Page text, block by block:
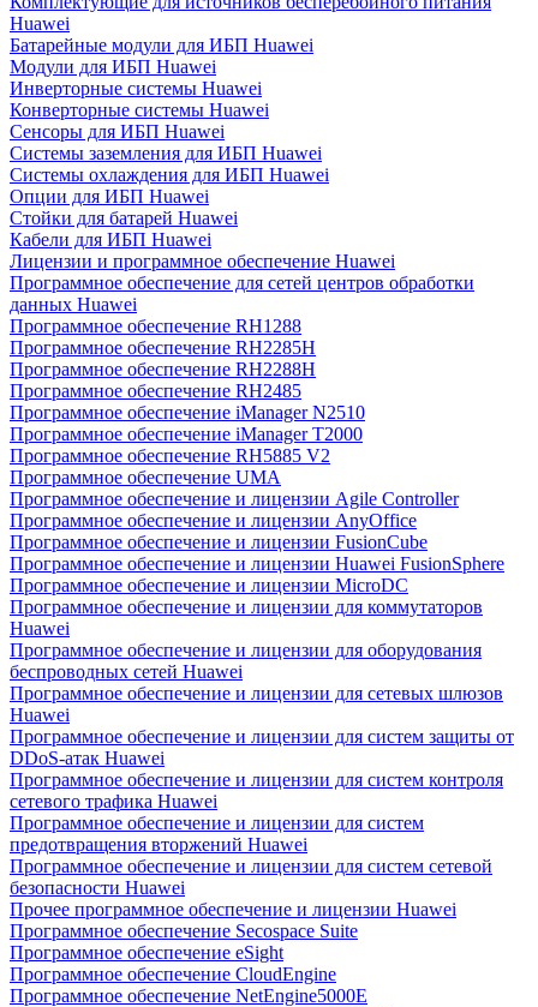
Huawei
Батарейные модули для ИБП Huawei
Модули для ИБП Huawei
Инверторные системы Huawei
Конверторные системы Huawei
Сенсоры для ИБП Huawei
Системы заземления для ИБП Huawei
Системы охлаждения для ИБП Huawei
Опции для ИБП Huawei
Стойки для батарей Huawei
Кабели для ИБП Huawei
Лицензии и программное обеспечение Huawei
Программное обеспечение для сетей центров обработки
данных Huawei
Программное обеспечение RH1288
Программное обеспечение RH2285H
Программное обеспечение RH2288H
Программное обеспечение RH2485
Программное обеспечение iManager N2510
Программное обеспечение iManager T2000
Программное обеспечение RH5885 V2
Программное обеспечение UMA
Программное обеспечение и лицензии Agile Controller
Программное обеспечение и лицензии AnyOffice
Программное обеспечение и лицензии FusionCube
Программное обеспечение и лицензии Huawei FusionSphere
Программное обеспечение и лицензии MicroDC
Программное обеспечение и лицензии для коммутаторов
Huawei
Программное обеспечение и лицензии для оборудования
беспроводных сетей Huawei
Программное обеспечение и лицензии для сетевых шлюзов
Huawei
Программное обеспечение и лицензии для систем защиты от
DDoS-атак Huawei
Программное обеспечение и лицензии для систем контроля
сетевого трафика Huawei
Программное обеспечение и лицензии для систем
предотвращения вторжений Huawei
Программное обеспечение и лицензии для систем сетевой
безопасности Huawei
Прочее программное обеспечение и лицензии Huawei
Программное обеспечение Secospace Suite
Программное обеспечение eSight
Программное обеспечение CloudEngine
Программное обеспечение NetEngine5000E